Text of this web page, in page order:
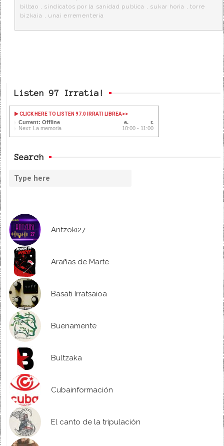
bilbao , sindicatos por la sanidad publica , sukar horia ,torre
bizkaia , unai errementeria
Listen 97 Irratia!
CLICK HERE TO LISTEN 97.0 IRRATI LIBREA>>
Current: Offline
Next: La memoria
10:00 - 11:00
Search
Antzoki27
Arañas de Marte
Basati Irratsaioa
Buenamente
Bultzaka
Cubainformación
El canto de la tripulación